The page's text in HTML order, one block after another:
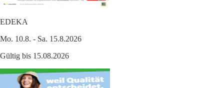
EDEKA
Mo. 10.8. - Sa. 15.8.2026
Gültig bis 15.08.2026